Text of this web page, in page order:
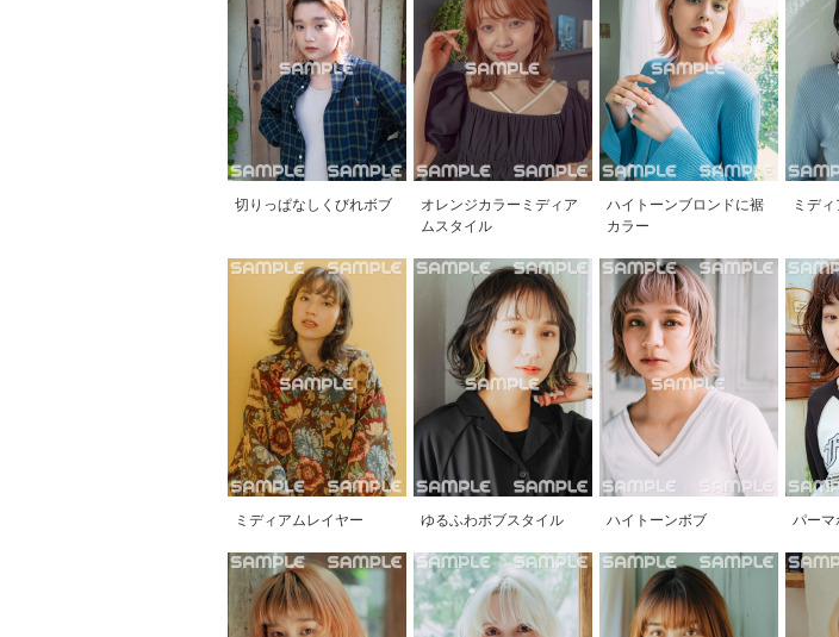
切りっぱなしくびれボブ
オレンジカラーミディア
ムスタイル
ハイトーンブロンドに裾
カラー
ミデ
ミディアムレイヤー ゆるふわボブスタイル ハイトーンボブ パーマ